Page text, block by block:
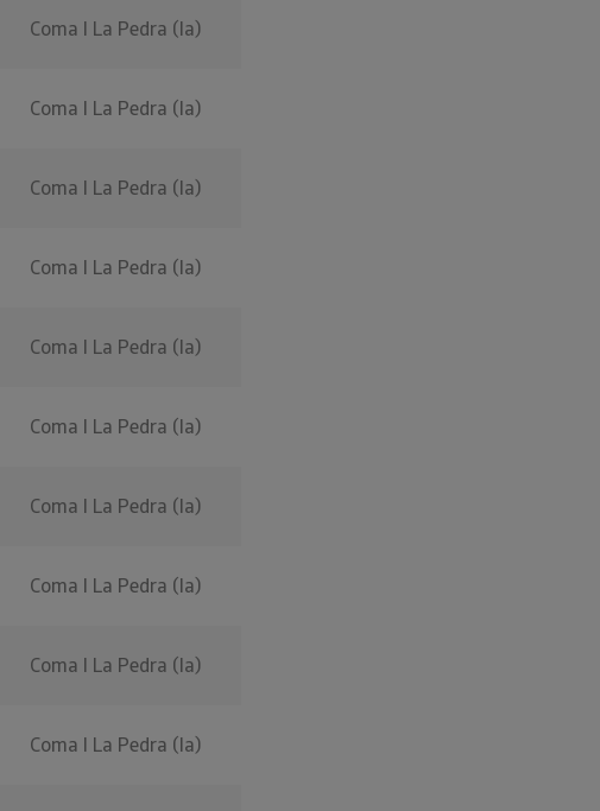
Coma I La Pedra (la)
Coma I La Pedra (la)
Coma I La Pedra (la)
Coma I La Pedra (la)
Coma I La Pedra (la)
Coma I La Pedra (la)
Coma I La Pedra (la)
Coma I La Pedra (la)
Coma I La Pedra (la)
Coma I La Pedra (la)